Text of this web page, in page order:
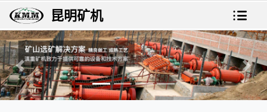
昆明矿机
上一张 下